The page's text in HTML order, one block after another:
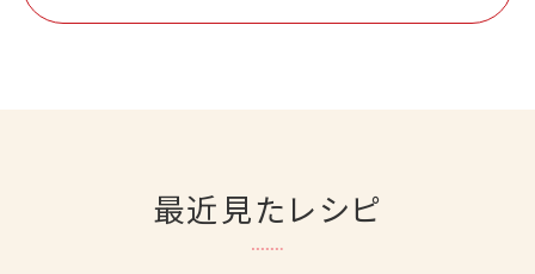
最近見たレシピ